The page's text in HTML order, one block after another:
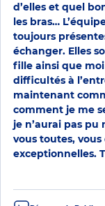
d’elles et quel
les bras…
toujours
échanger. Elles
fille ainsi que
difficultés à
maintenant
comment je me
je n’aurai pas
vous toutes,
exceptionnelles.